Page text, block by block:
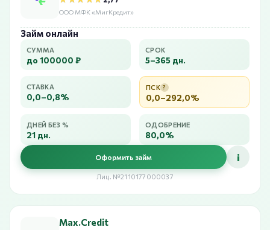
ООО МФК «МигКредит»
Займ онлайн
СУММА
до 100000 ₽
СРОК
5–365 дн.
СТАВКА
0,0–0,8%
ПСК ?
0,0–292,0%
ДНЕЙ БЕЗ %
21 дн.
ОДОБРЕНИЕ
80,0%
Оформить займ i
Лиц. №2110177000037
Max.Credit